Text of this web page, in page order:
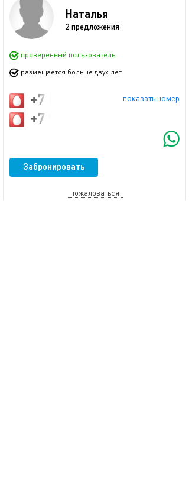
Наталья
2 предложения
проверенный пользователь
размещается больше двух лет
показать номер
+7 (915) 052-02-09
+7 915 052 02 09
Забронировать
пожаловаться